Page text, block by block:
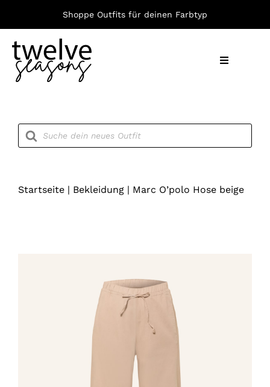
springen
Shoppe Outfits für deinen Farbtyp
Toggle
Products
search
Startseite| Bekleidung| Marc O’polo Hose beige